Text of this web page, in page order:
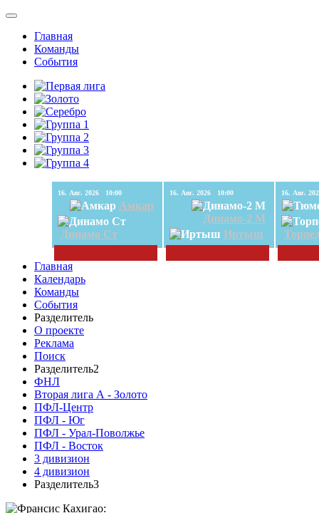
Главная
Команды
События
16. Авг. 2026 10:00
Амкар
Динамо Ст
16. Авг. 2026 10:00
Динамо-2 М
Иртыш
Главная
Календарь
Команды
События
Разделитель
О проекте
Реклама
Поиск
Разделитель2
ФНЛ
Вторая лига А - Золото
ПФЛ-Центр
ПФЛ - Юг
ПФЛ - Урал-Поволжье
ПФЛ - Восток
3 дивизион
4 дивизион
Разделитель3